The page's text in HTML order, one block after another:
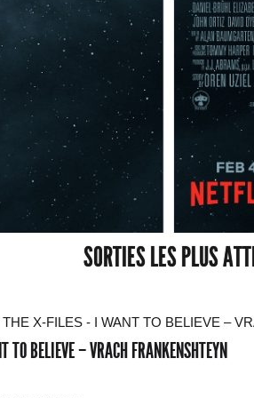
SORTIES LES PLUS
TO BELIEVE – VRACH FRANKENSHTEYN